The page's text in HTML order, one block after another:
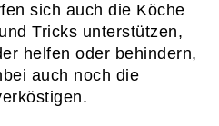
sich auch die Köche
Tricks unterstützen,
helfen oder behindern,
auch noch die